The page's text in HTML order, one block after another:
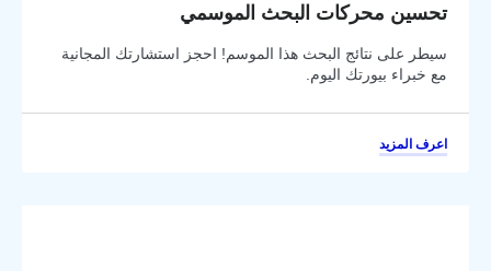
تحسين محركات البحث الموسمي
سيطر على نتائج البحث هذا الموسم! احجز استشارتك المجانية
مع خبراء بيورتك اليوم.
اعرف المزيد